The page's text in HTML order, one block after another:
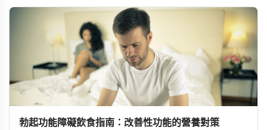
勃起功能障礙飲食指南：改善性功能的營養對策